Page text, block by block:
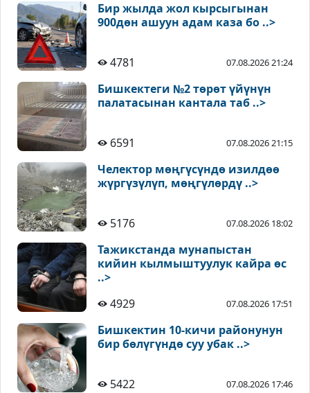
Бир жылда жол кырсыгынан
900дөн ашуун адам каза бо ..>
4781 07.08.2026 21:24
Бишкектеги №2 төрөт үйүнүн
палатасынан кантала таб ..>
6591 07.08.2026 21:15
Челектор мөңгүсүндө изилдөө
жүргүзүлүп, мөңгүлөрдү ..>
5176 07.08.2026 18:02
Тажикстанда мунапыстан
кийин кылмыштуулук кайра өс
..>
4929
07.08.2026 17:51
Бишкектин 10-кичи районунун
бир бөлүгүндө суу убак ..>
5422 07.08.2026 17:46